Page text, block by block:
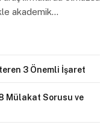
akademik…
3 Önemli İşaret
Mülakat Sorusu ve